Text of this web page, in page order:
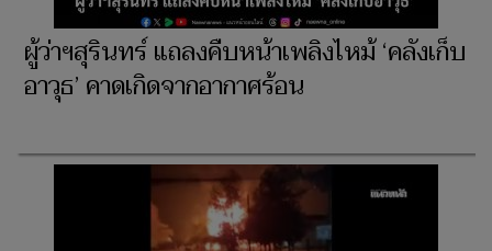
ผู้ว่าฯสุรินทร์ แถลงคืบหน้าเพลิงไหม้ ‘คลังเก็บ
อาวุธ’ คาดเกิดจากอากาศร้อน